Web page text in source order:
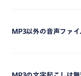
MP3以外の音声ファ